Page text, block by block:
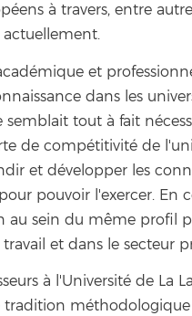
à travers, entre
et
dans les
semblait tout à fait
de compétitivité de
et développer les
pouvoir l'exercer.
sein du même profil
et dans le secteur
à l'Université de
tradition